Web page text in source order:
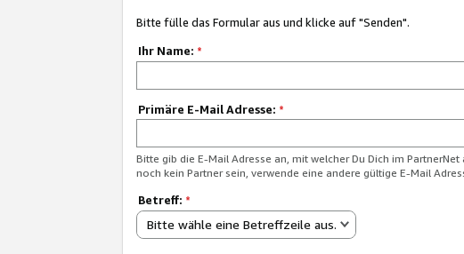
Bitte fülle das Formular aus und klicke auf "Senden".
Ihr Name: *
Primäre E-Mail Adresse: *
Bitte gib die E-Mail Adresse an, mit welcher Du Dich im
noch kein Partner sein, verwende eine andere gültige E-Mail
Betreff: *
Bitte wähle eine Betreffzeile aus.